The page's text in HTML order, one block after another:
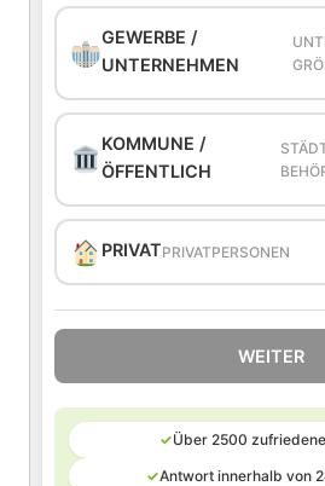
GEWERBE /
UNTERNEHMEN
KOMMUNE /
ÖFFENTLICH
PRIVATPRIVATPERSONEN
WEITER
✓Über 2500
✓Antwort innerhalb von